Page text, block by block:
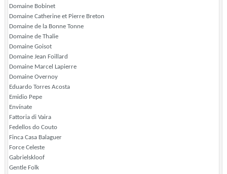
Domaine Bobinet
Domaine Catherine et Pierre Breton
Domaine de la Bonne Tonne
Domaine de Thalie
Domaine Goisot
Domaine Jean Foillard
Domaine Marcel Lapierre
Domaine Overnoy
Eduardo Torres Acosta
Emidio Pepe
Envínate
Fattoria di Vaira
Fedellos do Couto
Finca Casa Balaguer
Force Celeste
Gabrielskloof
Gentle Folk